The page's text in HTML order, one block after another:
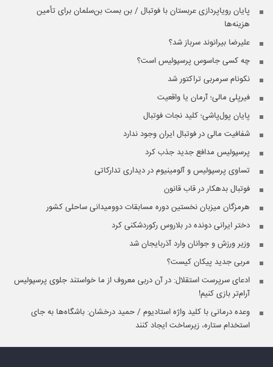
پایان رویاپردازی عربستان با فوتبال / بن بست بن‌سلمان برای تأمین
هزینه‌ها
علیرضا بیرانوند سرباز شد؟
چه کسی جاسوس پرسپولیس است؟
نکونام سرمربی تراکتور شد
فیرپلی مالی؛ آرمان یا واقعیت
پایان پول‌پاشی؛ کلید نجات فوتبال
شفافیت مالی در فوتبال ایران وجود ندارد
پرسپولیس مدافع جدید جذب کرد
تساوی پرسپولیس و آلومینیوم در دیداری تدارکاتی
فوتبال بدهکار در قاب قانون
هرمزگان میزبان نخستین دوره مسابقات دوومیدانی ساحلی کشور
دختر ایرانی دونده در بلاروس رکوردشکنی کرد
وزیر ورزش و جوانان وارد آذربایجان شد
مربی جدید پیکان کیست؟
ادعای سرپرست استقلال: در آن دربی معروف از ما خواستند جلوی پرسپولیس
آرام‌تر بازی کنیم!
وعده ‌درمانی با کلید واژه استادیوم / حمید درخشان: باشگاه‌ها به جای
استخدام ستاره، زیرساخت ایجاد کنند